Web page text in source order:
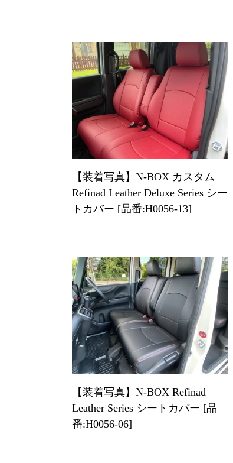
【装着写真】N-BOX カスタム
Refinad Leather Deluxe Series シー
トカバー [品番:H0056-13]
【装着写真】N-BOX Refinad
Leather Series シートカバー [品
番:H0056-06]